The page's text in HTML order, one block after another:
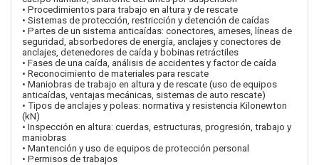
• Procedimientos para trabajo en altura y de rescate
• Sistemas de protección, restricción y detención de caídas
• Partes de un sistema anticaídas: conectores, arneses, líneas de
seguridad, absorbedores de energía, anclajes y conectores de
anclajes, detenedores de caída y bobinas retráctiles
• Fases de una caída, análisis de accidentes y factor de caída
• Reconocimiento de materiales para rescate
• Maniobras de trabajo en altura y de rescate (uso de equipos
anticaídas, ventajas mecánicas, sistemas de auto rescate)
• Tipos de anclajes y poleas: normativa y resistencia Kilonewton
(kN)
• Inspección en altura: cuerdas, estructuras, progresión, trabajo y
maniobras
• Mantención y uso de equipos de protección personal
• Permisos de trabajos